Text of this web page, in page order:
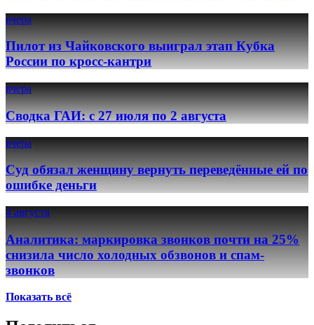
вчера
Пилот из Чайковского выиграл этап Кубка
России по кросс-кантри
вчера
Сводка ГАИ: с 27 июля по 2 августа
вчера
Суд обязал женщину вернуть переведённые ей по
ошибке деньги
4 августа
Аналитика: маркировка звонков почти на 25%
снизила число холодных обзвонов и спам-
звонков
Показать всё